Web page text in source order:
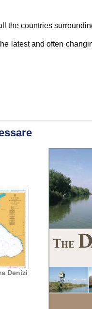
the countries
latest and often
Denizi